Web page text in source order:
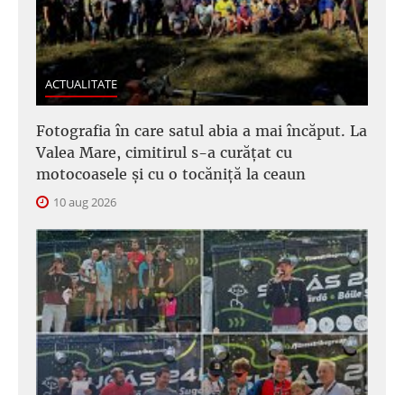
ACTUALITATE
Fotografia în care satul abia a mai încăput. La
Valea Mare, cimitirul s-a curățat cu
motocoasele și cu o tocăniță la ceaun
10 aug 2026